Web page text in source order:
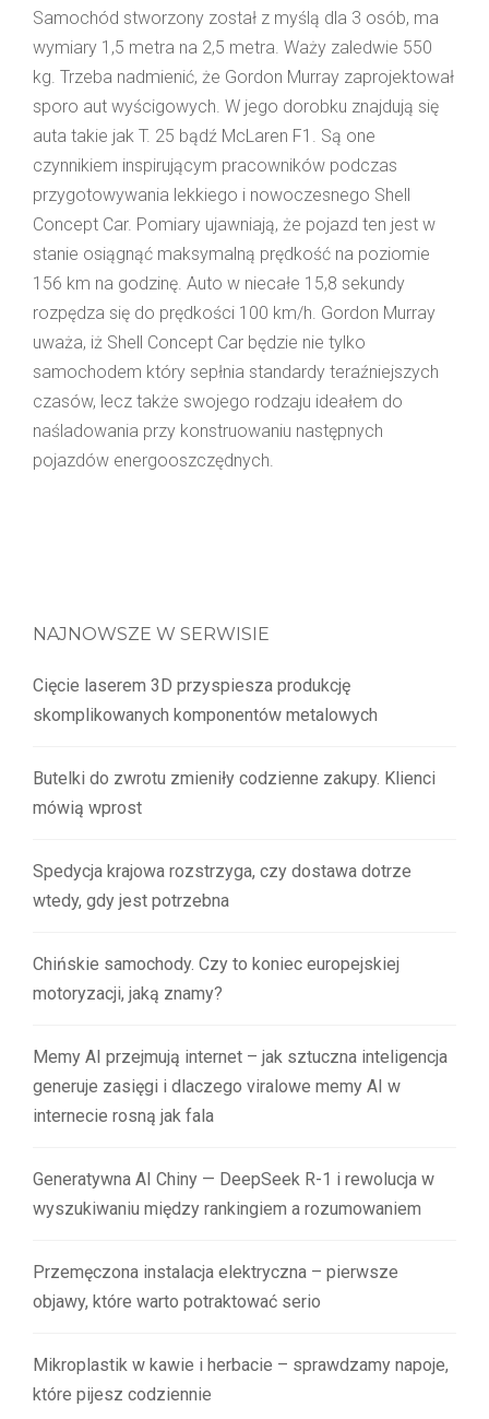
Samochód stworzony został z myślą dla 3 osób, ma
wymiary 1,5 metra na 2,5 metra. Waży zaledwie 550
kg. Trzeba nadmienić, że Gordon Murray zaprojektował
sporo aut wyścigowych. W jego dorobku znajdują się
auta takie jak T. 25 bądź McLaren F1. Są one
czynnikiem inspirującym pracowników podczas
przygotowywania lekkiego i nowoczesnego Shell
Concept Car. Pomiary ujawniają, że pojazd ten jest w
stanie osiągnąć maksymalną prędkość na poziomie
156 km na godzinę. Auto w niecałe 15,8 sekundy
rozpędza się do prędkości 100 km/h. Gordon Murray
uważa, iż Shell Concept Car będzie nie tylko
samochodem który sepłnia standardy teraźniejszych
czasów, lecz także swojego rodzaju ideałem do
naśladowania przy konstruowaniu następnych
pojazdów energooszczędnych.
NAJNOWSZE W SERWISIE
Cięcie laserem 3D przyspiesza produkcję
skomplikowanych komponentów metalowych
Butelki do zwrotu zmieniły codzienne zakupy. Klienci
mówią wprost
Spedycja krajowa rozstrzyga, czy dostawa dotrze
wtedy, gdy jest potrzebna
Chińskie samochody. Czy to koniec europejskiej
motoryzacji, jaką znamy?
Memy AI przejmują internet – jak sztuczna inteligencja
generuje zasięgi i dlaczego viralowe memy AI w
internecie rosną jak fala
Generatywna AI Chiny — DeepSeek R-1 i rewolucja w
wyszukiwaniu między rankingiem a rozumowaniem
Przemęczona instalacja elektryczna – pierwsze
objawy, które warto potraktować serio
Mikroplastik w kawie i herbacie – sprawdzamy napoje,
które pijesz codziennie